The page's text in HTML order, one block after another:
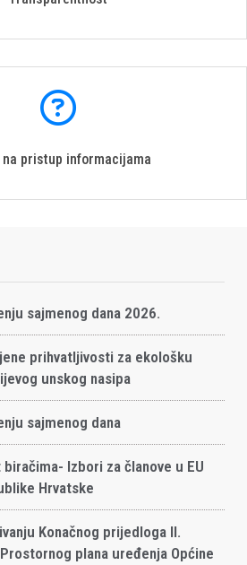
na pristup informacijama
sajmenog dana 2026.
prihvatljivosti za ekološku
unskog nasipa
sajmenog dana
biračima- Izbori za članove u EU
Hrvatske
Konačnog prijedloga II.
plana uređenja Općine